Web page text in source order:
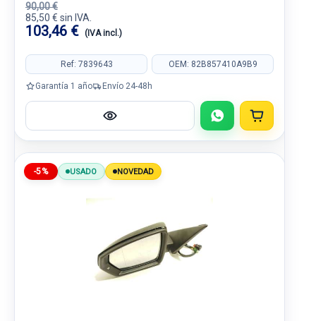
90,00 €
85,50 € sin IVA.
103,46 € (IVA incl.)
Ref: 7839643 OEM: 82B857410A9B9
Garantía 1 año Envío 24-48h
-5% USADO NOVEDAD